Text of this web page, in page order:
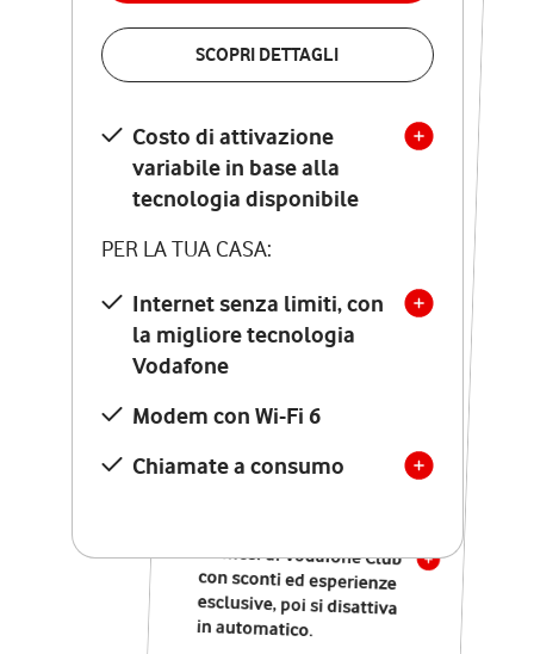
SCOPRI DETTAGLI
Costo di attivazione
variabile in base alla
tecnologia disponibile
PER LA TUA CASA:
Internet senza limiti, con
la migliore tecnologia
Vodafone
Modem con Wi-Fi 6
Chiamate a consumo
VERIFICA LA COPERTURA
Costo di attivazione
variabile in base alla
tecnologia disponibile
PER LA TUA CASA:
Internet senza limiti, con
la migliore tecnologia
Vodafone
Modem Seven con Wi-Fi 7
Chiamate illimitate verso
numeri fissi e mobili
nazionali
12 mesi di Vodafone Club
con sconti ed esperienze
esclusive, poi si disattiva
in automatico.